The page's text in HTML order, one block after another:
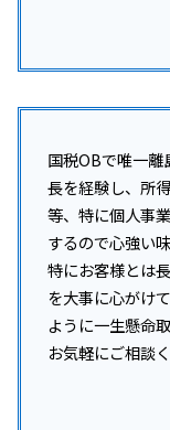
国税OBで唯一離
長を経験し、所
等、特に個人事
するので心強い
特にお客様とは
を大事に心がけ
ように一生懸命
お気軽にご相談